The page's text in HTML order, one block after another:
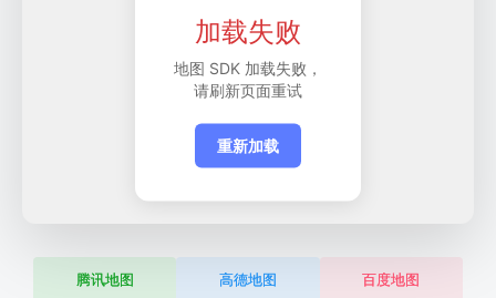
加载失败
地图 SDK 加载失败，
请刷新页面重试
重新加载
腾讯地图 高德地图 百度地图